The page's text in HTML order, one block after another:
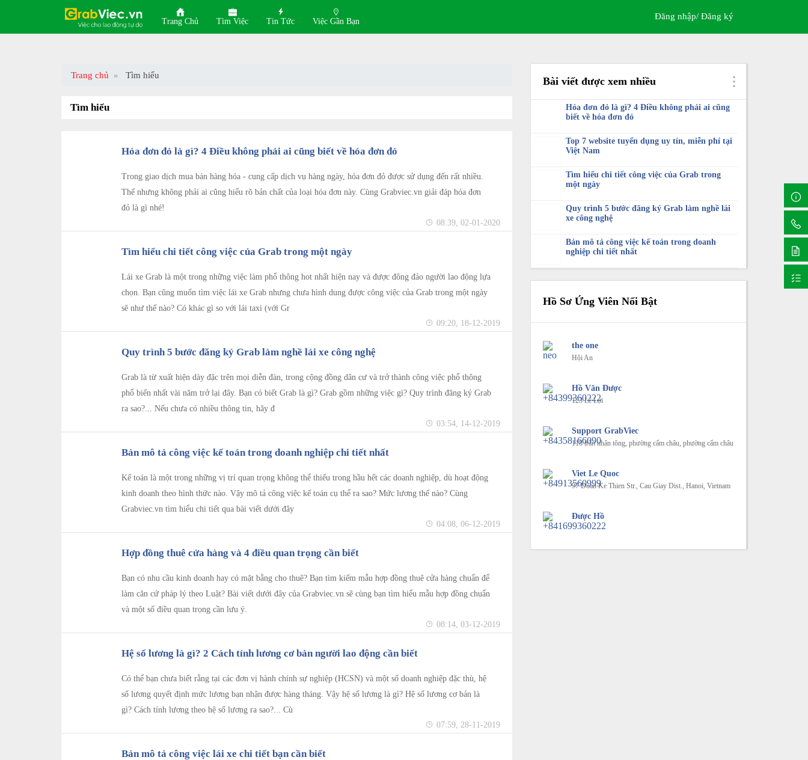
Trang Chủ Tìm Việc Tin Tức Việc Gần Bạn
Đăng nhập/ Đăng ký
Trang chủ Tìm hiểu
Tìm hiểu
Hóa đơn đỏ là gì? 4 Điều không phải ai cũng biết về hóa đơn đỏ
Trong giao dịch mua bán hàng hóa - cung cấp dịch vụ hàng ngày, hóa đơn đỏ được sử dụng đến rất nhiều.
Thế nhưng không phải ai cũng hiểu rõ bản chất của loại hóa đơn này. Cùng Grabviec.vn giải đáp hóa đơn
đỏ là gì nhé!
08:39, 02-01-2020
Tìm hiểu chi tiết công việc của Grab trong một ngày
Lái xe Grab là một trong những việc làm phổ thông hot nhất hiện nay và được đông đảo người lao động lựa
chọn. Bạn cũng muốn tìm việc lái xe Grab nhưng chưa hình dung được công việc của Grab trong một ngày
sẽ như thế nào? Có khác gì so với lái taxi (với Gr
09:20, 18-12-2019
Quy trình 5 bước đăng ký Grab làm nghề lái xe công nghệ
Grab là từ xuất hiện dày đặc trên mọi diễn đàn, trong cộng đồng dân cư và trở thành công việc phổ thông
phổ biến nhất vài năm trở lại đây. Bạn có biết Grab là gì? Grab gồm những việc gì? Quy trình đăng ký Grab
ra sao?... Nếu chưa có nhiều thông tin, hãy đ
03:54, 14-12-2019
Bản mô tả công việc kế toán trong doanh nghiệp chi tiết nhất
Kế toán là một trong những vị trí quan trọng không thể thiếu trong hầu hết các doanh nghiệp, dù hoạt động
kinh doanh theo hình thức nào. Vậy mô tả công việc kế toán cụ thể ra sao? Mức lương thế nào? Cùng
Grabviec.vn tìm hiểu chi tiết qua bài viết dưới đây
04:08, 06-12-2019
Hợp đồng thuê cửa hàng và 4 điều quan trọng cần biết
Bạn có nhu cầu kinh doanh hay có mặt bằng cho thuê? Bạn tìm kiếm mẫu hợp đồng thuê cửa hàng chuẩn để
làm căn cứ pháp lý theo Luật? Bài viết dưới đây của Grabviec.vn sẽ cùng bạn tìm hiểu mẫu hợp đồng chuẩn
và một số điều quan trọng cần lưu ý.
08:14, 03-12-2019
Hệ số lương là gì? 2 Cách tính lương cơ bản người lao động cần biết
Có thể bạn chưa biết rằng tại các đơn vị hành chính sự nghiệp (HCSN) và một số doanh nghiệp đặc thù, hệ
số lương quyết định mức lương bạn nhận được hàng tháng. Vậy hệ số lương là gì? Hệ số lương cơ bản là
gì? Cách tính lương theo hệ số lương ra sao?... Cù
07:59, 28-11-2019
Bản mô tả công việc lái xe chi tiết bạn cần biết
Bài viết được xem nhiều
Hóa đơn đỏ là gì? 4 Điều không phải ai cũng
biết về hóa đơn đỏ
Top 7 website tuyển dụng uy tín, miễn phí tại
Việt Nam
Tìm hiểu chi tiết công việc của Grab trong
một ngày
Quy trình 5 bước đăng ký Grab làm nghề lái
xe công nghệ
Bản mô tả công việc kế toán trong doanh
nghiệp chi tiết nhất
Hồ Sơ Ứng Viên Nổi Bật
the one
Hội An
Hồ Văn Được
123 Lê Lợi
Support GrabViec
118 trần nhân tông, phường cẩm châu, phường cẩm châu
Viet Le Quoc
97 Doan Ke Thien Str., Cau Giay Dist., Hanoi, Vietnam
Được Hồ